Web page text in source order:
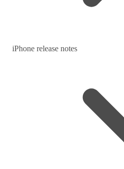
iPhone release notes